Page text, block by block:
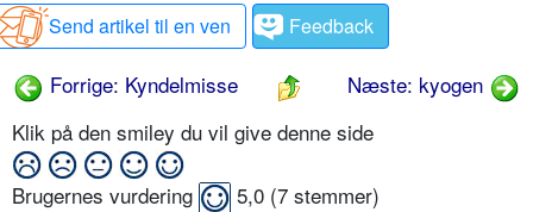
Send artikel til en ven
Feedback
Forrige: Kyndelmisse
Næste: kyogen
Klik på den smiley du vil give denne side
Brugernes vurdering 5,0 (7 stemmer)